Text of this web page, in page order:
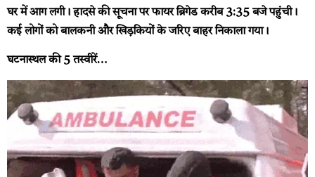
घर में आग लगी। हादसे की सूचना पर फायर ब्रिगेड करीब 3:35 बजे पहुंची।
कई लोगों को बालकनी और खिड़कियों के जरिए बाहर निकाला गया।
घटनास्थल की 5 तस्वीरें…